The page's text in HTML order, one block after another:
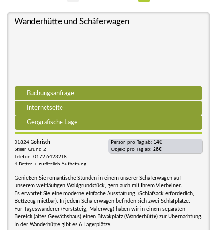
Wanderhütte und Schäferwagen
Buchungsanfrage
Internetseite
Geografische Lage
01824 Gohrisch
Stiller Grund 2
Telefon: 0172 6423218
4 Betten + zusätzlich Aufbettung
Person pro Tag ab: 14€
Objekt pro Tag ab: 28€
Genießen Sie romantische Stunden in einem unserer Schäferwagen auf
unserem weitläufigen Waldgrundstück, gern auch mit Ihrem Vierbeiner.
Es erwartet Sie eine moderne einfache Ausstattung. (Schlafsack erforderlich,
Bettzeug mietbar). In jedem Schäferwagen befinden sich zwei Schlafplätze.
Für Tageswanderer (Forststeig, Malerweg) haben wir in einem separaten
Bereich (altes Gewächshaus) einen Biwakplatz (Wanderhütte) zur Übernachtung.
In der Wanderhütte gibt es 6 Lagerplätze.